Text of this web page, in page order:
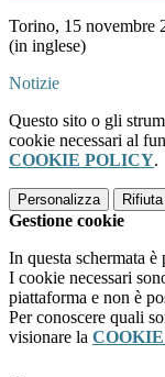
Torino, 15 novembre
(in inglese)
Notizie
Questo sito o gli
cookie necessari al
COOKIE POLICY.
Personalizza
Gestione cookie
In questa schermata
I cookie necessari
piattaforma e non è
Per conoscere quali
visionare la